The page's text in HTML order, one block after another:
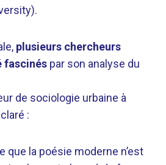
plusieurs chercheurs
fascinés par son analyse du
de sociologie urbaine à
:
que la poésie moderne n’est